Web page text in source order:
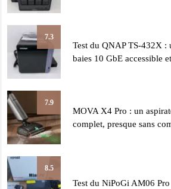
7.3
Test du QNAP TS-432X :
baies 10 GbE accessible
7.9
MOVA X4 Pro : un
complet, presque sans
8.5
Test du NiPoGi AM06 Pro